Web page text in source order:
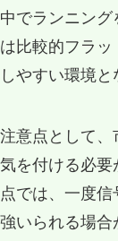
でランニン
比較的フラ
やすい環境と
意点として
を付ける必
では、一度信
いられる場